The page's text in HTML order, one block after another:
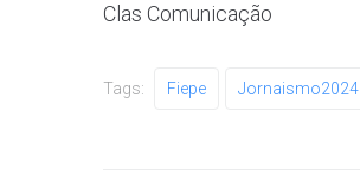
Clas Comunicação
Tags: Fiepe Jornaismo2024